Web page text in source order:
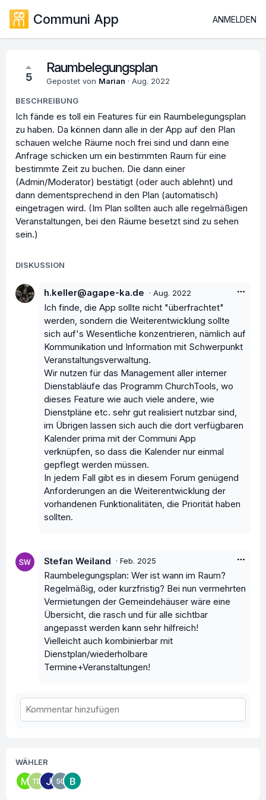
Communi App ANMELDEN
5
Raumbelegungsplan
Gepostet von Marian · Aug. 2022
BESCHREIBUNG
Ich fände es toll ein Features für ein Raumbelegungsplan
zu haben. Da können dann alle in der App auf den Plan
schauen welche Räume noch frei sind und dann eine
Anfrage schicken um ein bestimmten Raum für eine
bestimmte Zeit zu buchen. Die dann einer
(Admin/Moderator) bestätigt (oder auch ablehnt) und
dann dementsprechend in den Plan (automatisch)
eingetragen wird. (Im Plan sollten auch alle regelmäßigen
Veranstaltungen, bei den Räume besetzt sind zu sehen
sein.)
DISKUSSION
h.keller@agape-ka.de · Aug. 2022
Ich finde, die App sollte nicht "überfrachtet"
werden, sondern die Weiterentwicklung sollte
sich auf's Wesentliche konzentrieren, nämlich auf
Kommunikation und Information mit Schwerpunkt
Veranstaltungsverwaltung.
Wir nutzen für das Management aller interner
Dienstabläufe das Programm ChurchTools, wo
dieses Feature wie auch viele andere, wie
Dienstpläne etc. sehr gut realisiert nutzbar sind,
im Übrigen lassen sich auch die dort verfügbaren
Kalender prima mit der Communi App
verknüpfen, so dass die Kalender nur einmal
gepflegt werden müssen.
In jedem Fall gibt es in diesem Forum genügend
Anforderungen an die Weiterentwicklung der
vorhandenen Funktionalitäten, die Priorität haben
sollten.
Stefan Weiland · Feb. 2025
Raumbelegungsplan: Wer ist wann im Raum?
Regelmäßig, oder kurzfristig? Bei nun vermehrten
Vermietungen der Gemeindehäuser wäre eine
Übersicht, die rasch und für alle sichtbar
angepasst werden kann sehr hilfreich!
Vielleicht auch kombinierbar mit
Dienstplan/wiederholbare
Termine+Veranstaltungen!
WÄHLER